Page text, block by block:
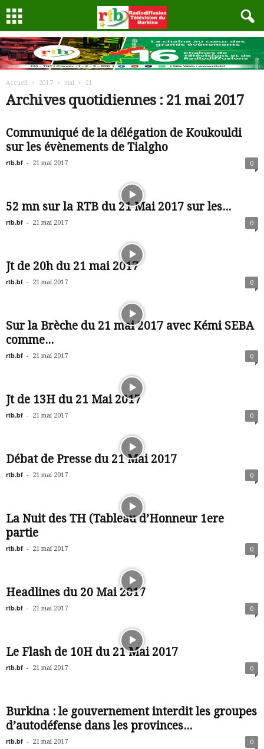
Accueil 2017 mai 21
Archives quotidiennes : 21 mai 2017
Communiqué de la délégation de Koukouldi
sur les évènements de Tialgho
rtb.bf - 21 mai 2017 0
52 mn sur la RTB du 21 Mai 2017 sur les...
rtb.bf - 21 mai 2017 0
Jt de 20h du 21 mai 2017
rtb.bf - 21 mai 2017 0
Sur la Brèche du 21 mai 2017 avec Kémi SEBA
comme...
rtb.bf - 21 mai 2017 0
Jt de 13H du 21 Mai 2017
rtb.bf - 21 mai 2017 0
Débat de Presse du 21 Mai 2017
rtb.bf - 21 mai 2017 0
La Nuit des TH (Tableau d’Honneur 1ere
partie
rtb.bf - 21 mai 2017 0
Headlines du 20 Mai 2017
rtb.bf - 21 mai 2017 0
Le Flash de 10H du 21 Mai 2017
rtb.bf - 21 mai 2017 0
Burkina : le gouvernement interdit les groupes
d’autodéfense dans les provinces...
rtb.bf - 21 mai 2017 0